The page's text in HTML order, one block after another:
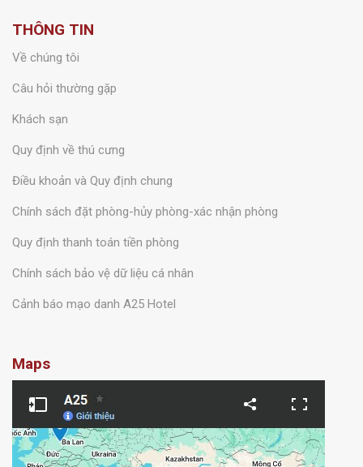
THÔNG TIN
Về chúng tôi
Câu hỏi thường gặp
Khách sạn
Quy định về thú cưng
Điều khoản và Quy định chung
Chính sách đặt phòng-hủy phòng-xác nhận phòng
Quy định thanh toán tiền phòng
Chính sách bảo vệ dữ liệu cá nhân
Cảnh báo mạo danh A25 Hotel
Maps